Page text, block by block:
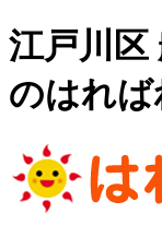
江戸川区
のはれ